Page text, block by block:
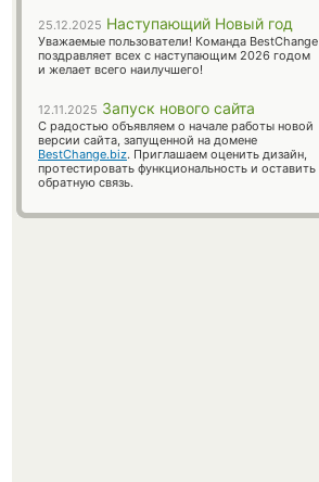
25.12.2025 Наступающий Новый год
Уважаемые пользователи! Команда BestChange
поздравляет всех с наступающим 2026 годом
и желает всего наилучшего!
12.11.2025 Запуск нового сайта
С радостью объявляем о начале работы новой
версии сайта, запущенной на домене
BestChange.biz. Приглашаем оценить дизайн,
протестировать функциональность и оставить
обратную связь.